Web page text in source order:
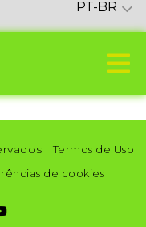
PT-BR
Termos de Uso
de cookies